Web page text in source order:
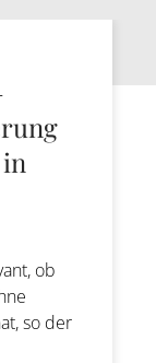
ob
so der